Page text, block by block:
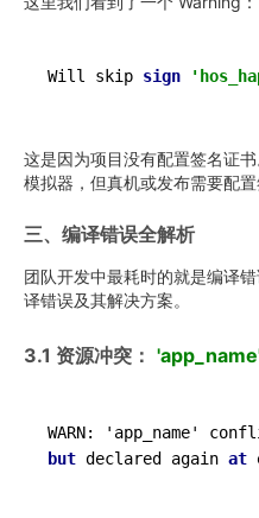
Will skip sign
这是因为项目没有配置签名证
模拟器，但真机或发布需要配置
三、编译错误全解析
团队开发中最耗时的就是编译
译错误及其解决方案。
3.1 资源冲突：
WARN: 'app_name'
but declared again at